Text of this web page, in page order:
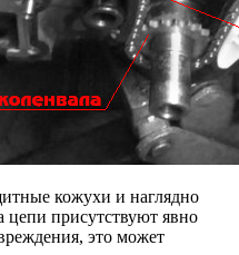
кожухи и наглядно
цепи присутствуют явно
это может